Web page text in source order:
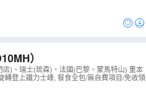
）
)、瑞士(琉森)、法國(巴黎、蒙馬特山) 重本
登上鐵力士峰, 餐食全包/無自費項目/免收領